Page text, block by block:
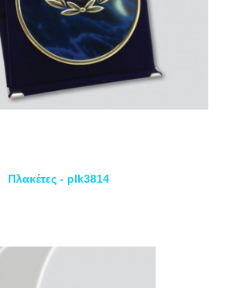
Πλακέτες - plk3814